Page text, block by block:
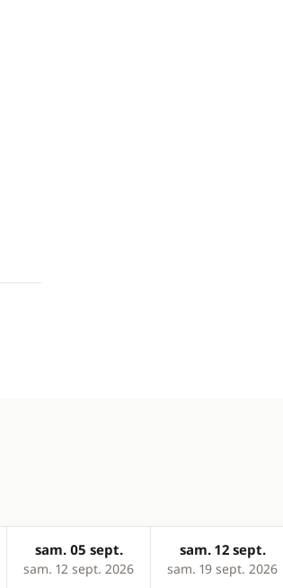
sam. 05 sept.
sam. 12 sept. 2026
sam. 12 sept.
sam. 19 sept. 2026